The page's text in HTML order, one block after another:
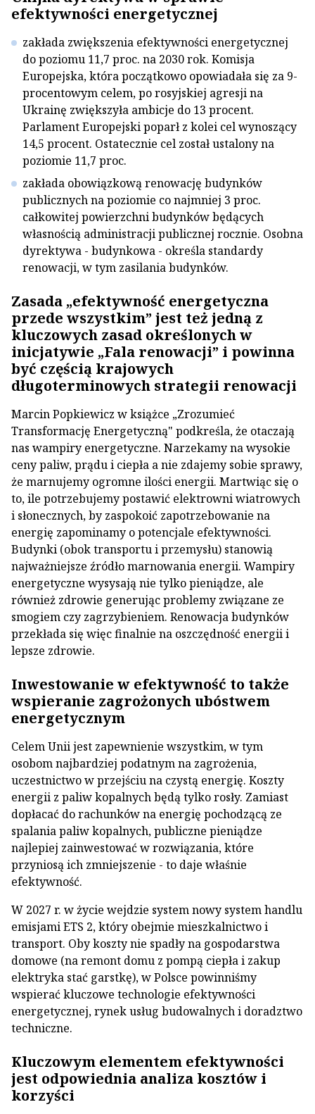
efektywności energetycznej
zakłada zwiększenia efektywności energetycznej
do poziomu 11,7 proc. na 2030 rok. Komisja
Europejska, która początkowo opowiadała się za 9-
procentowym celem, po rosyjskiej agresji na
Ukrainę zwiększyła ambicje do 13 procent.
Parlament Europejski poparł z kolei cel wynoszący
14,5 procent. Ostatecznie cel został ustalony na
poziomie 11,7 proc.
zakłada obowiązkową renowację budynków
publicznych na poziomie co najmniej 3 proc.
całkowitej powierzchni budynków będących
własnością administracji publicznej rocznie. Osobna
dyrektywa - budynkowa - określa standardy
renowacji, w tym zasilania budynków.
Zasada „efektywność energetyczna
przede wszystkim” jest też jedną z
kluczowych zasad określonych w
inicjatywie „Fala renowacji” i powinna
być częścią krajowych
długoterminowych strategii renowacji
Marcin Popkiewicz w książce „Zrozumieć
Transformację Energetyczną" podkreśla, że otaczają
nas wampiry energetyczne. Narzekamy na wysokie
ceny paliw, prądu i ciepła a nie zdajemy sobie sprawy,
że marnujemy ogromne ilości energii. Martwiąc się o
to, ile potrzebujemy postawić elektrowni wiatrowych
i słonecznych, by zaspokoić zapotrzebowanie na
energię zapominamy o potencjale efektywności.
Budynki (obok transportu i przemysłu) stanowią
najważniejsze źródło marnowania energii. Wampiry
energetyczne wysysają nie tylko pieniądze, ale
również zdrowie generując problemy związane ze
smogiem czy zagrzybieniem. Renowacja budynków
przekłada się więc finalnie na oszczędność energii i
lepsze zdrowie.
Inwestowanie w efektywność to także
wspieranie zagrożonych ubóstwem
energetycznym
Celem Unii jest zapewnienie wszystkim, w tym
osobom najbardziej podatnym na zagrożenia,
uczestnictwo w przejściu na czystą energię. Koszty
energii z paliw kopalnych będą tylko rosły. Zamiast
dopłacać do rachunków na energię pochodzącą ze
spalania paliw kopalnych, publiczne pieniądze
najlepiej zainwestować w rozwiązania, które
przyniosą ich zmniejszenie - to daje właśnie
efektywność.
W 2027 r. w życie wejdzie system nowy system handlu
emisjami ETS 2, który obejmie mieszkalnictwo i
transport. Oby koszty nie spadły na gospodarstwa
domowe (na remont domu z pompą ciepła i zakup
elektryka stać garstkę), w Polsce powinniśmy
wspierać kluczowe technologie efektywności
energetycznej, rynek usług budowalnych i doradztwo
techniczne.
Kluczowym elementem efektywności
jest odpowiednia analiza kosztów i
korzyści